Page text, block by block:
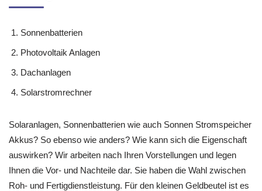
Sonnenbatterien
Photovoltaik Anlagen
Dachanlagen
Solarstromrechner
Solaranlagen, Sonnenbatterien wie auch Sonnen Stromspeicher
Akkus? So ebenso wie anders? Wie kann sich die Eigenschaft
auswirken? Wir arbeiten nach Ihren Vorstellungen und legen
Ihnen die Vor- und Nachteile dar. Sie haben die Wahl zwischen
Roh- und Fertigdienstleistung. Für den kleinen Geldbeutel ist es